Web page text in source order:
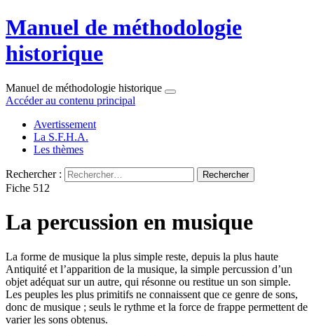
Manuel de méthodologie
historique
Manuel de méthodologie historique
Accéder au contenu principal
Avertissement
La S.F.H.A.
Les thèmes
Rechercher :
Fiche 512
La percussion en musique
La forme de musique la plus simple reste, depuis la plus haute
Antiquité et l’apparition de la musique, la simple percussion d’un
objet adéquat sur un autre, qui résonne ou restitue un son simple.
Les peuples les plus primitifs ne connaissent que ce genre de sons,
donc de musique ; seuls le rythme et la force de frappe permettent de
varier les sons obtenus.